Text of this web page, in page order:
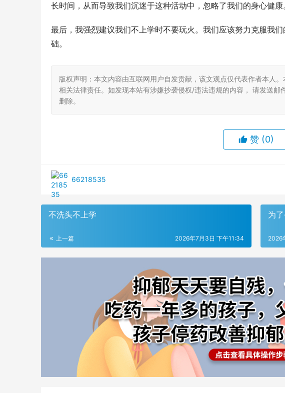
长时间，从而导致我们沉迷于这种活动中，忽略了我们的身心健康
最后，我强烈建议我们不上学时不要玩火。我们应该努力克服我
础。
版权声明：本文内容由互联网用户自发贡献，该文观点仅代表作者本人
相关法律责任。如发现本站有涉嫌抄袭侵权/违法违规的内容， 请发送
删除。
赞 (0)
66218535
不洗头不上学
上一篇 2026年7月3日 下午11:34
为
2026